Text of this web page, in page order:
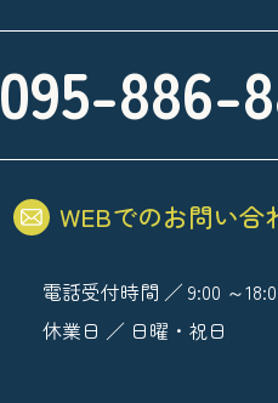
095-886-
WEBでのお問い合
電話受付時間 ／ 9:00 ～
休業日 ／ 日曜・祝日